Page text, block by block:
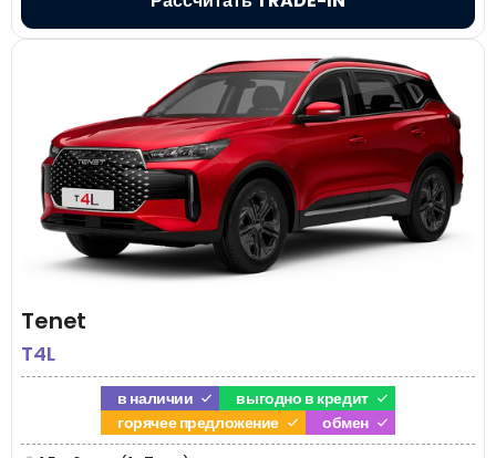
Tenet
T4L
в наличии
выгодно в кредит
горячее предложение
обмен